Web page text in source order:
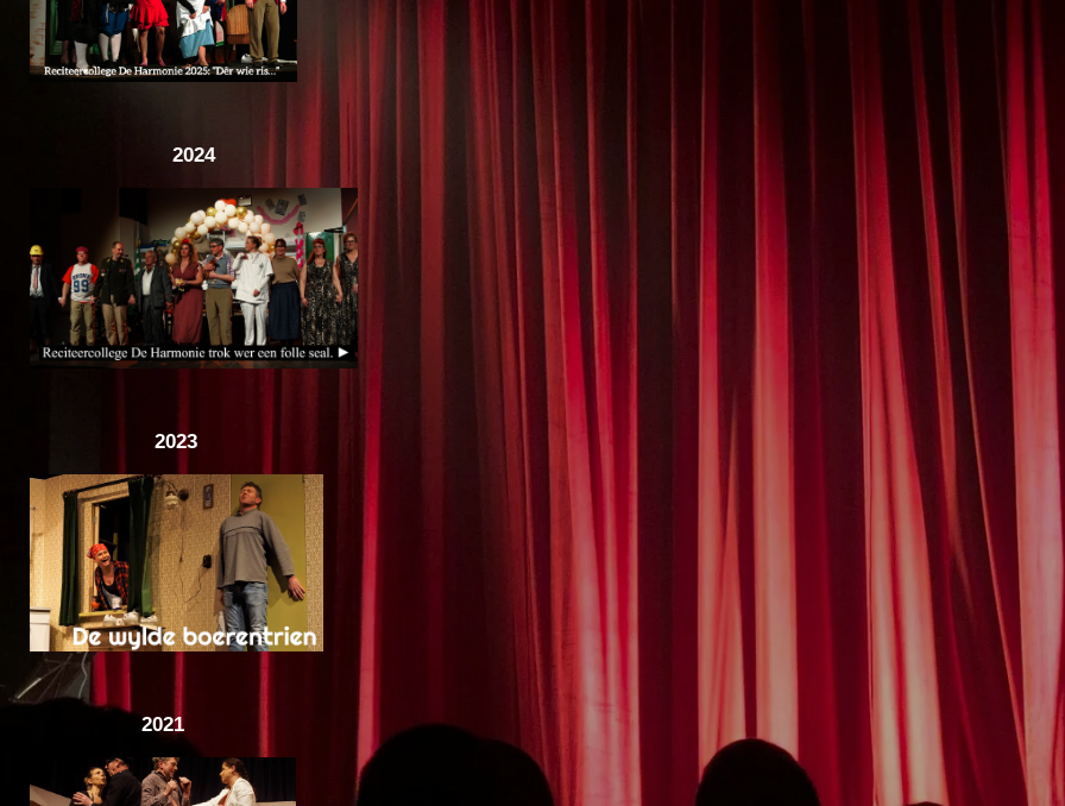
2024
2023
2021